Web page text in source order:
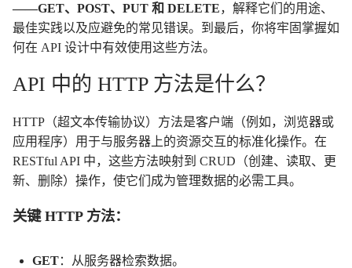
——GET、POST、PUT 和 DELETE，解释它们的用途、
最佳实践以及应避免的常见错误。到最后，你将牢固掌握如
何在 API 设计中有效使用这些方法。
API 中的 HTTP 方法是什么？
HTTP（超文本传输协议）方法是客户端（例如，浏览器或
应用程序）用于与服务器上的资源交互的标准化操作。在
RESTful API 中，这些方法映射到 CRUD（创建、读取、更
新、删除）操作，使它们成为管理数据的必需工具。
关键 HTTP 方法：
GET：从服务器检索数据。